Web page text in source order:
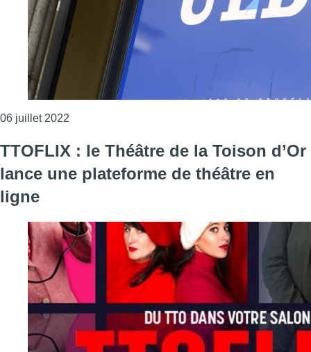
06 juillet 2022
TTOFLIX : le Théâtre de la Toison d’Or
lance une plateforme de théâtre en
ligne